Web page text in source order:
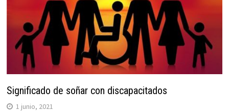
Significado de soñar con discapacitados
1 junio, 2021